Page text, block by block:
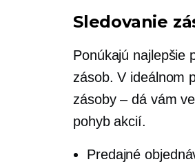
Sledovanie
Ponúkajú najlepšie
zásob. V ideálnom
zásoby – dá vám
pohyb akcií.
Predajné